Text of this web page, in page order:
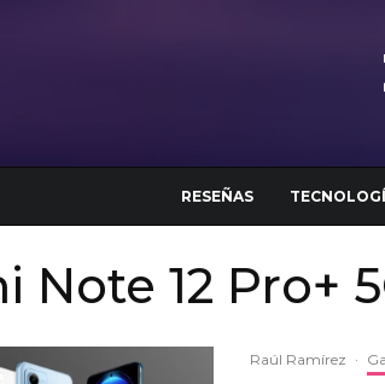
RESEÑAS
Note 12 Pro+
Raúl Ramírez ·